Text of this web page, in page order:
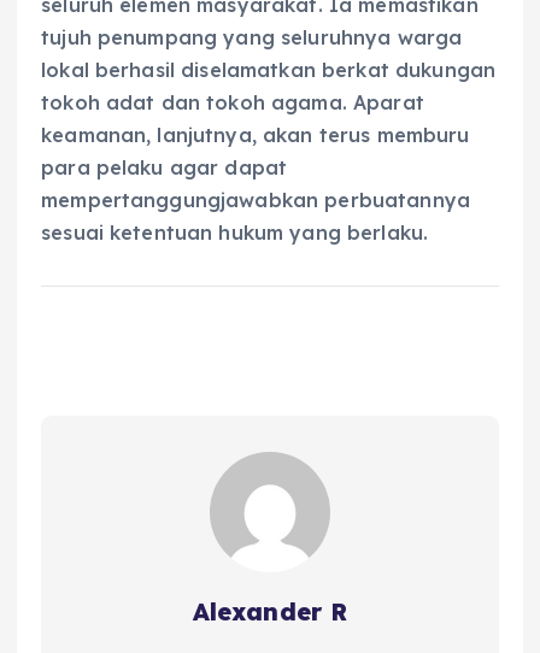
tujuh penumpang yang seluruhnya warga
lokal berhasil diselamatkan berkat dukungan
tokoh adat dan tokoh agama. Aparat
keamanan, lanjutnya, akan terus memburu
para pelaku agar dapat
mempertanggungjawabkan perbuatannya
sesuai ketentuan hukum yang berlaku.
Alexander R